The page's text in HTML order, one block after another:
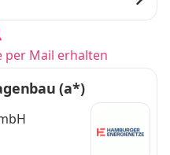
per Mail erhalten
(a*)